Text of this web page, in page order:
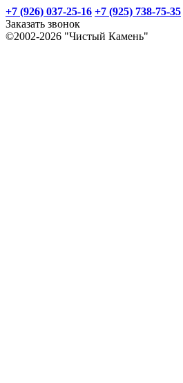
+7 (926) 037-25-16 +7 (925) 738-75-35
Заказать звонок
©2002-2026 "Чистый Камень"